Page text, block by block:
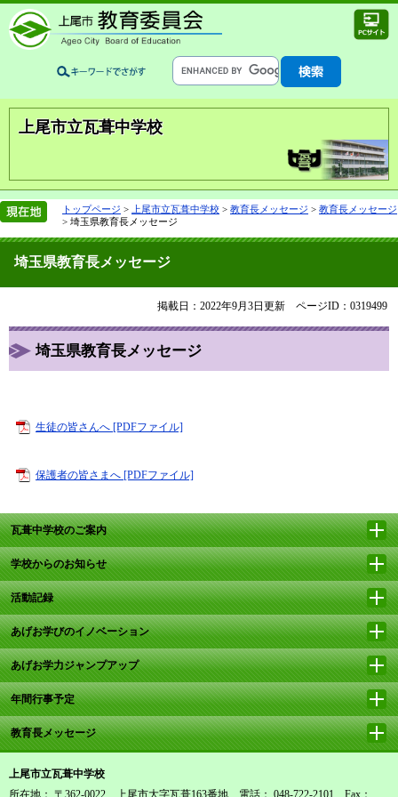
上尾市立瓦葺中学校
トップページ > 上尾市立瓦葺中学校 > 教育長メッセージ > 教育長メッセージ
> 埼玉県教育長メッセージ
埼玉県教育長メッセージ
掲載日：2022年9月3日更新 ページID：0319499
埼玉県教育長メッセージ
生徒の皆さんへ [PDFファイル]
保護者の皆さまへ [PDFファイル]
瓦葺中学校のご案内
学校からのお知らせ
活動記録
あげお学びのイノベーション
あげお学力ジャンプアップ
年間行事予定
教育長メッセージ
上尾市立瓦葺中学校
所在地： 〒362-0022 上尾市大字瓦葺163番地 電話： 048-722-2101 Fax：